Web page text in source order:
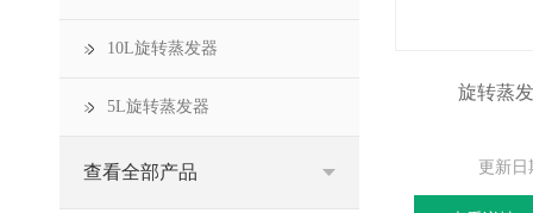
10L旋转蒸发器
5L旋转蒸发器
查看全部产品
旋转蒸
更新日